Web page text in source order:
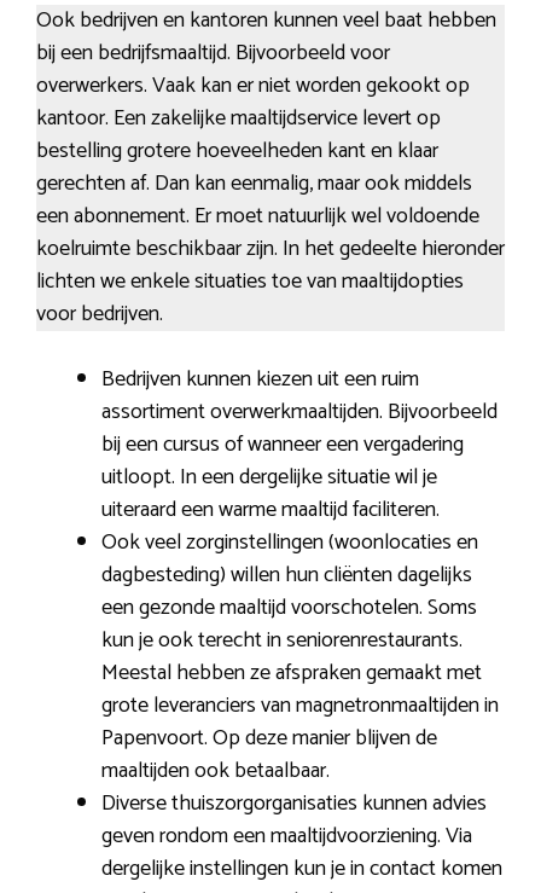
Ook bedrijven en kantoren kunnen veel baat hebben
bij een bedrijfsmaaltijd. Bijvoorbeeld voor
overwerkers. Vaak kan er niet worden gekookt op
kantoor. Een zakelijke maaltijdservice levert op
bestelling grotere hoeveelheden kant en klaar
gerechten af. Dan kan eenmalig, maar ook middels
een abonnement. Er moet natuurlijk wel voldoende
koelruimte beschikbaar zijn. In het gedeelte hieronder
lichten we enkele situaties toe van maaltijdopties
voor bedrijven.
Bedrijven kunnen kiezen uit een ruim
assortiment overwerkmaaltijden. Bijvoorbeeld
bij een cursus of wanneer een vergadering
uitloopt. In een dergelijke situatie wil je
uiteraard een warme maaltijd faciliteren.
Ook veel zorginstellingen (woonlocaties en
dagbesteding) willen hun cliënten dagelijks
een gezonde maaltijd voorschotelen. Soms
kun je ook terecht in seniorenrestaurants.
Meestal hebben ze afspraken gemaakt met
grote leveranciers van magnetronmaaltijden in
Papenvoort. Op deze manier blijven de
maaltijden ook betaalbaar.
Diverse thuiszorgorganisaties kunnen advies
geven rondom een maaltijdvoorziening. Via
dergelijke instellingen kun je in contact komen